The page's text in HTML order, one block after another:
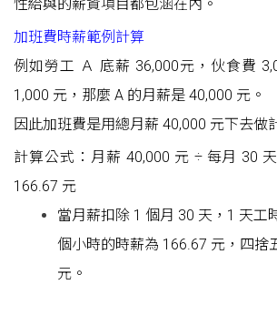
性給與的薪資項目都包涵在內。
加班費時薪範例計算
例如勞工 Ａ 底薪 36,000元，伙食費
1,000 元，那麼 A 的月薪是 40,000 元。
因此加班費是用總月薪 40,000 元下去做
計算公式：月薪 40,000 元 ÷ 每月 30
166.67 元
當月薪扣除 1 個月 30 天，1 天工
個小時的時薪為 166.67 元，四捨
元。